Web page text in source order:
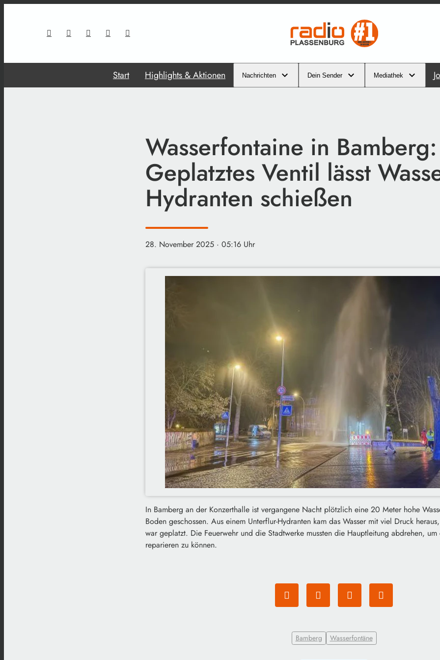
Start Highlights & Aktionen Nachrichten Dein Sender Mediathek
Wasserfontaine in Bamberg:
Geplatztes Ventil lässt
Hydranten schießen
28. November 2025 · 05:16 Uhr
In Bamberg an der Konzerthalle ist vergangene Nacht plötzlich eine 20 Meter hohe
Boden geschossen. Aus einem Unterflur-Hydranten kam das Wasser mit viel Druck
war geplatzt. Die Feuerwehr und die Stadtwerke mussten die Hauptleitung abdrehen,
reparieren zu können.
Bamberg Wasserfontäne